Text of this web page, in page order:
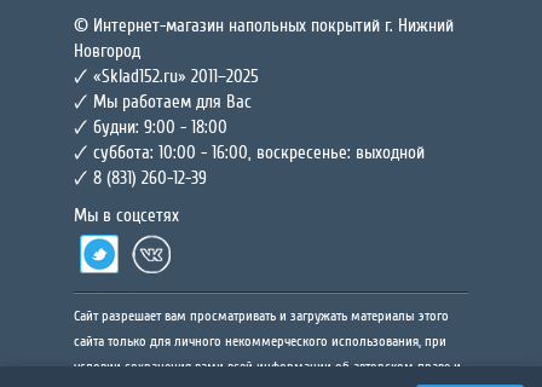
© Интернет-магазин напольных покрытий г. Нижний
Новгород
🗸 «Sklad152.ru» 2011–2025
🗸 Мы работаем для Вас
🗸 будни: 9:00 - 18:00
🗸 суббота: 10:00 - 16:00, воскресенье: выходной
🗸 8 (831) 260-12-39
Мы в соцсетях
Сайт разрешает вам просматривать и загружать материалы этого
сайта только для личного некоммерческого использования, при
условии сохранения вами всей информации об авторском праве и